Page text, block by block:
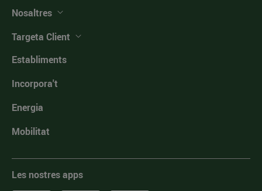
Nosaltres
Targeta Client
Establiments
Incorpora't
Energia
Mobilitat
Les nostres apps